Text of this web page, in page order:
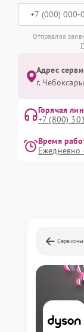
Отправляя
Адрес
г.
Горячая
+7 (800)
Время
Ежедневно